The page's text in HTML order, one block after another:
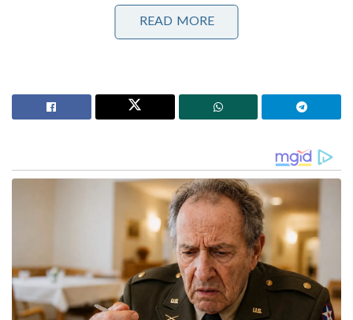
നിരീക്ഷിച്ചതും സ്ഫോടനം നടത്തിയതും അറസ്റ്റിലായ
അനിലും ഉമർ ദീനുമാണെന്ന് അന്വേഷണ
കടന്ന പ്രതിയെ സി.സി.ടി.വി ദൃശ്യങ്ങളുടെ
സഹായത്തോടെയാണ് പിടികൂടിയത്. അതിർത്തി
എത്തിച്ചുനൽകിയ ഏജന്റിനായി പോലീസ് തിരച്ചിൽ
ഊർജ്ജിതമാക്കിയിട്ടുണ്ട്. പാക് ഗുണ്ടാസംഘ
തലവനിൽ നിന്ന് ഭീകരനായി മാറിയ ഷഹ്സാദ് ഭട്ടി വഴി
സോഷ്യൽ മീഡിയയിലൂടെ യുവാക്കളെ സ്വാധീനിച്ചാണ്
ഇത്തരം അട്ടിമറി നീക്കങ്ങൾ നടത്തുന്നതെന്ന്
Stories you may like
READ MORE